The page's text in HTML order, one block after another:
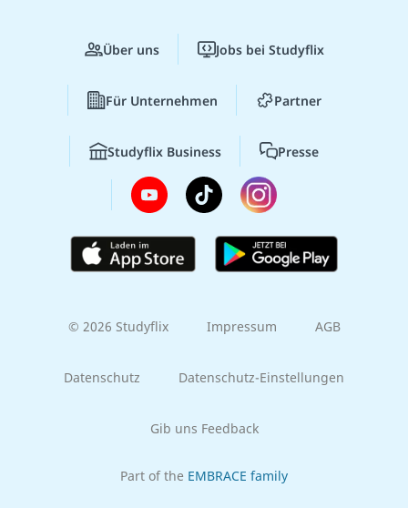
Über uns Jobs bei Studyflix
Für Unternehmen Partner
Studyflix Business Presse
© 2026 Studyflix Impressum AGB
Datenschutz Datenschutz-Einstellungen
Gib uns Feedback
Part of the EMBRACE family